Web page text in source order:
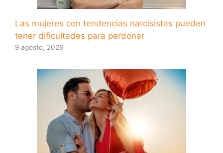
Las mujeres con tendencias narcisistas pueden
tener dificultades para perdonar
9 agosto, 2026